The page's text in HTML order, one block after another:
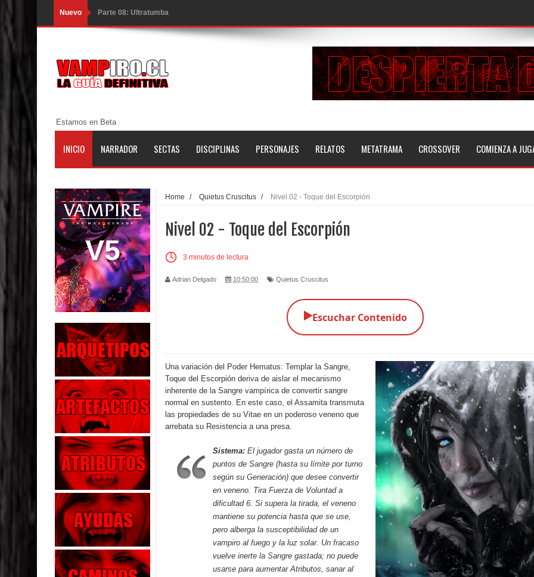
Nuevo Parte 08: Ultratumba
Parte 07: Asuntos que Resolver
Parte 06: El Trato con los Muertos
Parte 05: Sitiados
Parte 01: Escondido a Plena Luz
Parte 02: El Enemigo de mi Enemigo
Parte 06: Coletazos
Parte 05: Los Horrores del Infierno
Parte 04: Oídos Sordos
Parte 03: La Traición
Parte 02: Vuelve el Hijo Prodigo
Parte 01: El Comienzo
Parte 01: El Enemigo Interior
Exaltados y Muertos Vivientes
Los Muertos se Levantan (Relato)
Los Monstruos más Buscados
Parte 09: Los Muertos Cuentan Cuentos
Estamos en Beta
INICIO NARRADOR SECTAS DISCIPLINAS PERSONAJES RELATOS METATRAMA CROSSOVER COMIENZA A
V5
Home / Quietus Cruscitus / Nivel 02 - Toque del Escorpión
Nivel 02 - Toque del Escorpión
3 minutos de lectura
Adrian Delgado 10:50:00 Quietus Cruscitus
▶️Escuchar Contenido
Una variación del Poder Hematus: Templar la Sangre,
Toque del Escorpión deriva de aislar el mecanismo
inherente de la Sangre vampírica de convertir sangre
normal en sustento. En este caso, el Assamita transmuta
las propiedades de su Vitae en un poderoso veneno que
arrebata su Resistencia a una presa.
Sistema: El jugador gasta un número de
puntos de Sangre (hasta su límite por turno
según su Generación) que desee convertir
en veneno. Tira Fuerza de Voluntad a
dificultad 6. Si supera la tirada, el veneno
mantiene su potencia hasta que se use,
pero alberga la susceptibilidad de un
vampiro al fuego y la luz solar. Un fracaso
vuelve inerte la Sangre gastada; no puede
usarse para aumentar Atributos, sanar al